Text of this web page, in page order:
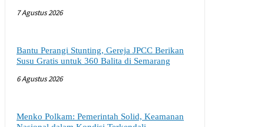
7 Agustus 2026
Bantu Perangi Stunting, Gereja JPCC Berikan
Susu Gratis untuk 360 Balita di Semarang
6 Agustus 2026
Menko Polkam: Pemerintah Solid, Keamanan